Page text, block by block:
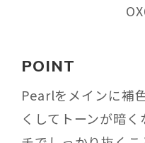
POINT
Pearlをメインに補
くしてトーンが暗